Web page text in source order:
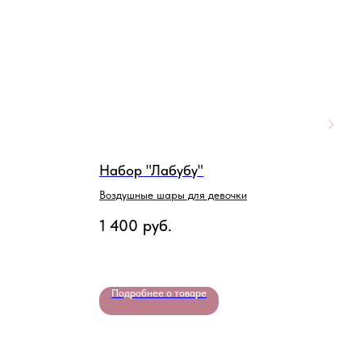
Набор "Лабубу"
Воздушные шары для девочки
1 400 руб.
Подробнее о товаре